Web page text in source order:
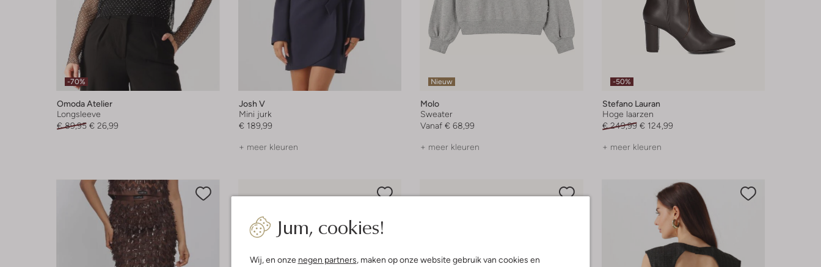
Jum, cookies!
Wij, en onze negen partners, maken op onze website gebruik van cookies en
-70%
Omoda Atelier
Longsleeve
€ 89,95 € 26,99
Josh V
Mini jurk
€ 189,99
+ meer kleuren
Nieuw
Molo
Sweater
Vanaf € 68,99
+ meer kleuren
-50%
Stefano Lauran
Hoge laarzen
€ 249,99 € 124,99
+ meer kleuren